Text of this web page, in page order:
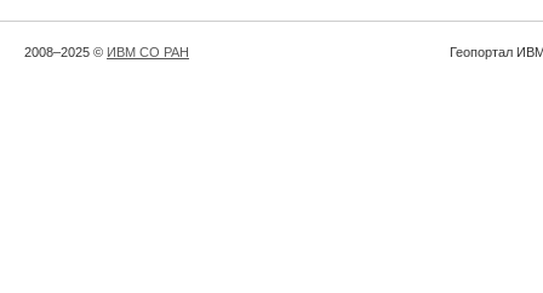
2008–2025 © ИВМ СО РАН Геопортал